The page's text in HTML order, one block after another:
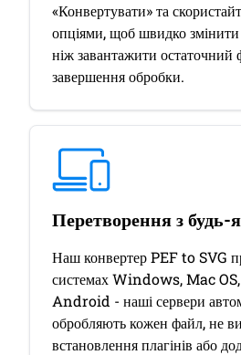
«Конвертувати» та
опціями, щоб швидко
ніж завантажити остаточний
завершення обробки.
Перетворення з будь-
Наш конвертер PEF to SVG
системах Windows, Mac
Android - наші сервери
обробляють кожен файл, не
встановлення плагінів або